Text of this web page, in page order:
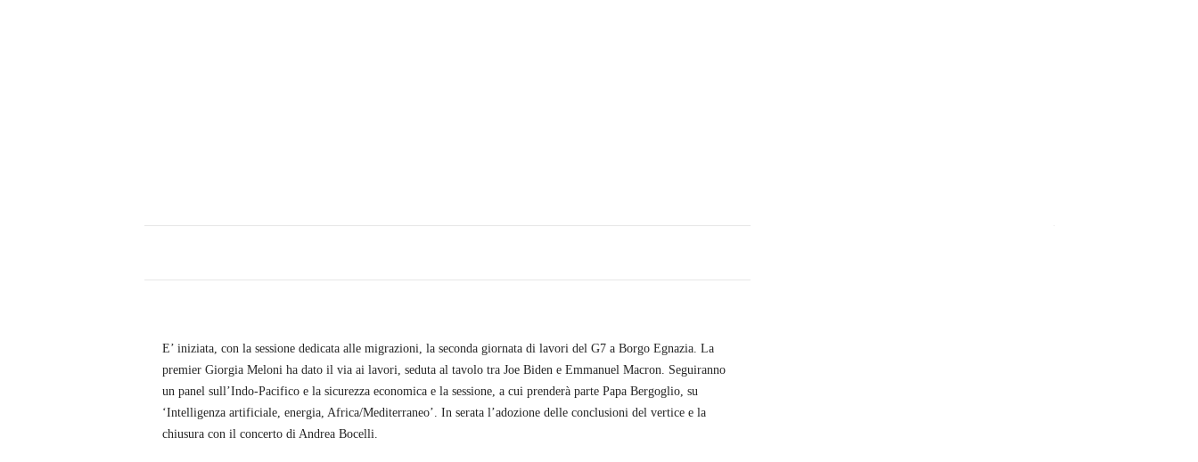
E’ iniziata, con la sessione dedicata alle migrazioni, la seconda giornata di lavori del G7 a Borgo Egnazia. La
premier Giorgia Meloni ha dato il via ai lavori, seduta al tavolo tra Joe Biden e Emmanuel Macron. Seguiranno
un panel sull’Indo-Pacifico e la sicurezza economica e la sessione, a cui prenderà parte Papa Bergoglio, su
‘Intelligenza artificiale, energia, Africa/Mediterraneo’. In serata l’adozione delle conclusioni del vertice e la
chiusura con il concerto di Andrea Bocelli.